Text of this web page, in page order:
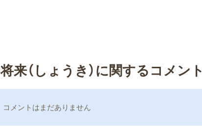
将来（しょうき）に関するコメント
コメントはまだありません